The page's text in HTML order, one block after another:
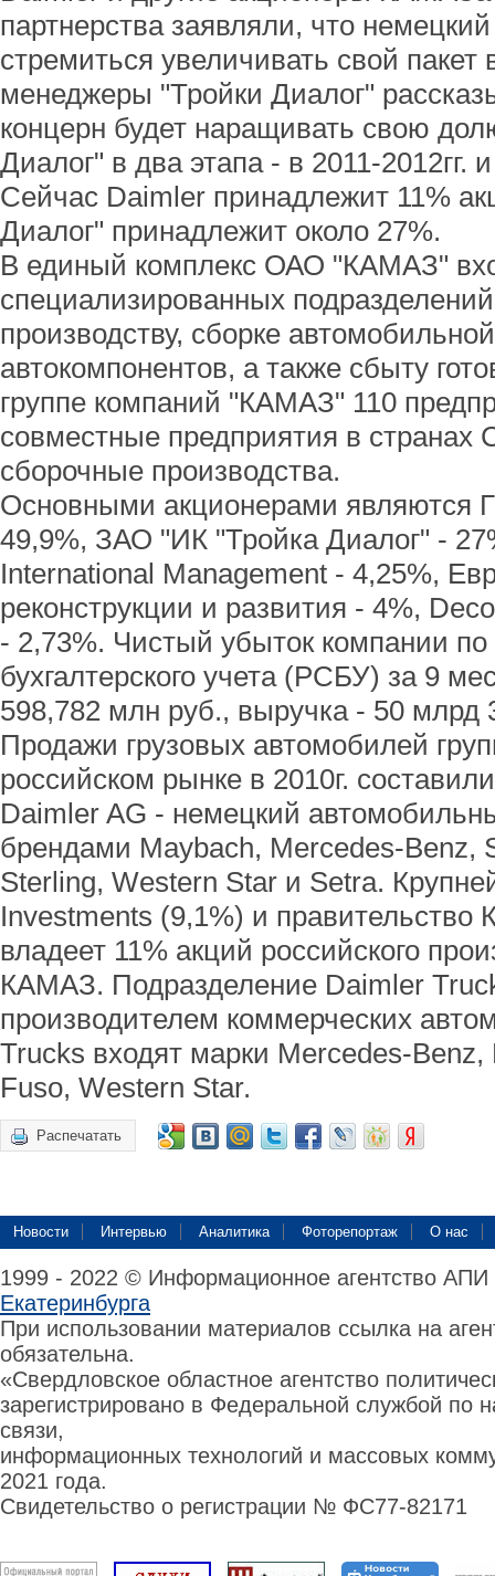
партнерства заявляли, что
стремиться увеличивать свой
менеджеры "Тройки Диалог"
концерн будет наращивать свою
Диалог" в два этапа - в 2011-2012гг.
Сейчас Daimler принадлежит 11%
Диалог" принадлежит около 27%.
В единый комплекс ОАО "КАМАЗ"
специализированных
производству, сборке
автокомпонентов, а также сбыту
группе компаний "КАМАЗ" 110
совместные предприятия в
сборочные производства.
Основными акционерами являются
49,9%, ЗАО "ИК "Тройка Диалог" -
International Management - 4,25%,
реконструкции и развития - 4%,
- 2,73%. Чистый убыток компании
бухгалтерского учета (РСБУ) за 9
598,782 млн руб., выручка - 50 млрд
Продажи грузовых автомобилей
российском рынке в 2010г.
Daimler AG - немецкий
брендами Maybach, Mercedes-Benz,
Sterling, Western Star и Setra.
Investments (9,1%) и правительство
владеет 11% акций российского
КАМАЗ. Подразделение Daimler
производителем коммерческих
Trucks входят марки Mercedes-
Fuso, Western Star.
Распечатать
Новости Интервью Аналитика Фоторепортаж О нас
1999 - 2022 © Информационное агентство
Екатеринбурга
При использовании материалов ссылка на
обязательна.
«Свердловское областное агентство
зарегистрировано в Федеральной службой по
связи,
информационных технологий и массовых
2021 года.
Свидетельство о регистрации № ФС77-82171